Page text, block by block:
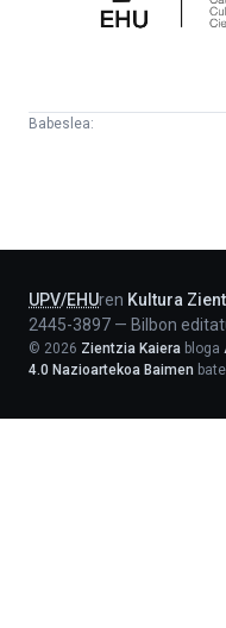
Babeslea:
UPV/EHUren Kultura
2445-3897 — Bilbon
© 2026 Zientzia Kaiera bloga
4.0 Nazioartekoa Baimen